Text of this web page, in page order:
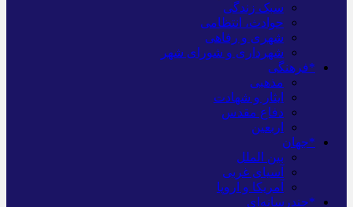
سبک زندگی
حوادث، انتظامی
شهری و رفاهی
شهرداری و شورای شهر
*فرهنگی
مذهبی
ایثار و شهادت
دفاع مقدس
اربعین
*جهان
بین الملل
آسیای غربی
آمریکا و اروپا
*چندرسانه‌ای